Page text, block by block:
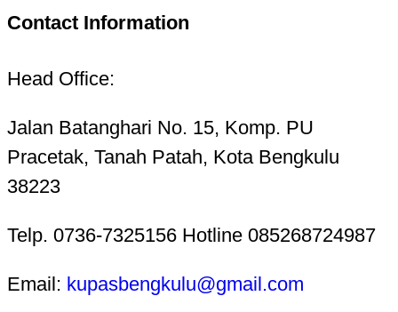
Contact Information
Head Office:
Jalan Batanghari No. 15, Komp. PU
Pracetak, Tanah Patah, Kota Bengkulu
38223
Telp. 0736-7325156 Hotline 085268724987
Email: kupasbengkulu@gmail.com